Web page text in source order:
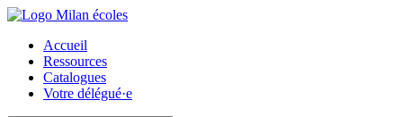
Accueil
Ressources
Catalogues
Votre délégué·e